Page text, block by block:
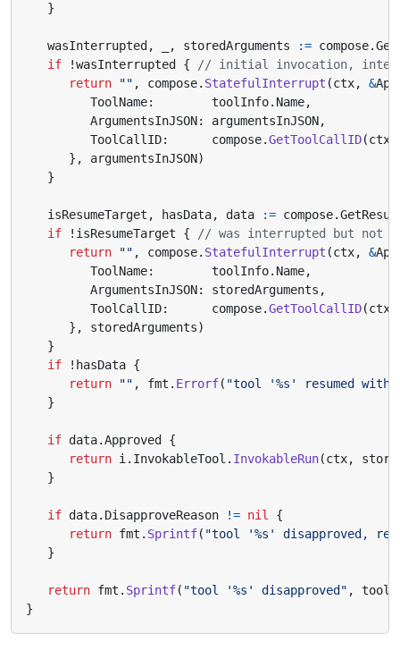
}
wasInterrupted , , storedArguments := compose.
if
!wasInterrupted {
// initial invocation,
return
"" , compose. StatefulInterrupt (ctx, &
ToolName: toolInfo. Name,
ArgumentsInJSON: argumentsInJSON,
ToolCallID: compose.GetToolCallID(ctx
},
argumentsInJSON)
}
isResumeTarget , hasData, data := compose.
if
! isResumeTarget {
// was interrupted but not
return
"" , compose. StatefulInterrupt (ctx, &
ToolName: toolInfo. Name,
ArgumentsInJSON: storedArguments ,
ToolCallID: compose.GetToolCallID(ctx
},
storedArguments)
}
if
! hasData {
return
"" , fmt . Errorf( "tool '%s' resumed with
}
if data.Approved
{
return i. InvokableTool . InvokableRun(ctx,
}
if data. DisapproveReason != nil
{
return fmt . Sprintf( "tool '%s' disapproved,
}
return fmt . Sprintf( "tool '%s' disapproved" ,
}